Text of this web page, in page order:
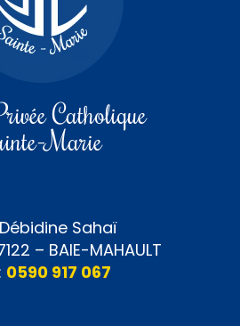
Catholique
Marie
Sahaï
– BAIE-MAHAULT
0590 917 067